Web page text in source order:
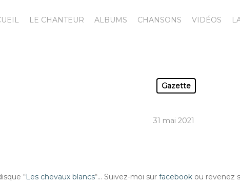
LE CHANTEUR ALBUMS CHANSONS VIDÉOS
Gazette
31 mai 2021
“Les chevaux blancs“… Suivez-moi sur facebook ou revenez